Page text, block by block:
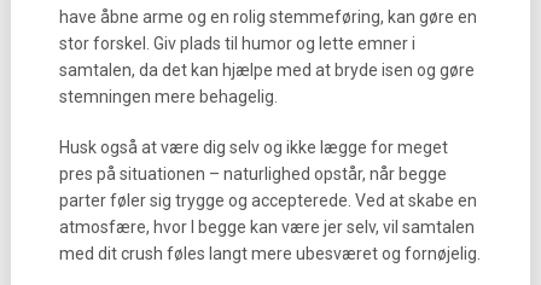
have åbne arme og en rolig stemmeføring, kan gøre en
stor forskel. Giv plads til humor og lette emner i
samtalen, da det kan hjælpe med at bryde isen og gøre
stemningen mere behagelig.
Husk også at være dig selv og ikke lægge for meget
pres på situationen – naturlighed opstår, når begge
parter føler sig trygge og accepterede. Ved at skabe en
atmosfære, hvor I begge kan være jer selv, vil samtalen
med dit crush føles langt mere ubesværet og fornøjelig.